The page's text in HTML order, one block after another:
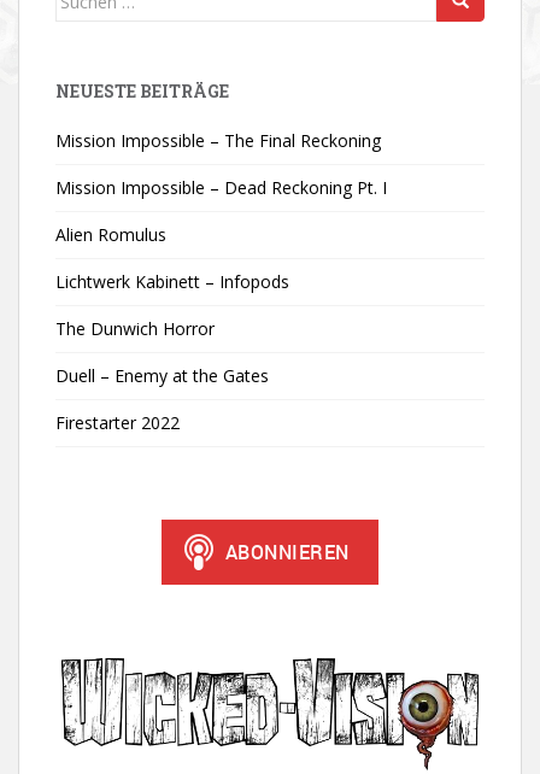
NEUESTE BEITRÄGE
Mission Impossible – The Final Reckoning
Mission Impossible – Dead Reckoning Pt. I
Alien Romulus
Lichtwerk Kabinett – Infopods
The Dunwich Horror
Duell – Enemy at the Gates
Firestarter 2022